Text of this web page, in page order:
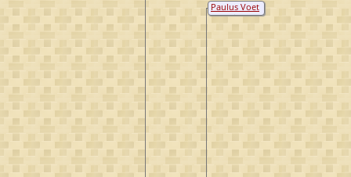
Paulus Voet
van Winssen